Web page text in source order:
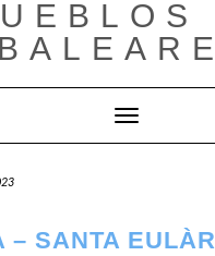
Cambiar
– SANTA